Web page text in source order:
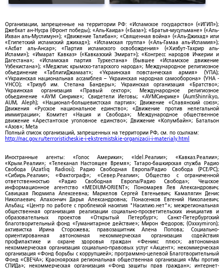
Организации, запрещенные на территории РФ: «Исламское государство» («ИГИЛ»);
Джебхат ан-Нусра (Фронт победы); «Аль-Каида» («База»); «Братья-мусульмане» («Аль-
Ихван аль-Муслимун»); «Движение Талибан»; «Священная война» («Аль-Джихад» или
«Египетский исламский джихад»); «Исламская группа» («Аль-Гамаа аль-Исламия»);
«Асбат аль-Ансар»; «Партия исламского освобождения» («Хизбут-Тахрир аль-
Ислами»); «Имарат Кавказ» («Кавказский Эмират»); «Конгресс народов Ичкерии и
Дагестана»; «Исламская партия Туркестана» (бывшее «Исламское движение
Узбекистана»); «Меджлис крымско-татарского народа»; Международное религиозное
объединение «ТаблигиДжамаат»; «Украинская повстанческая армия» (УПА);
«Украинская национальная ассамблея – Украинская народная самооборона» (УНА -
УНСО); «Тризуб им. Степана Бандеры»; Украинская организация «Братство»;
Украинская организация «Правый сектор»; Международное религиозное
объединение «АУМ Синрике»; Свидетели Иеговы; «АУМСинрике» (AumShinrikyo,
AUM, Aleph); «Национал-большевистская партия»; Движение «Славянский союз»;
Движения «Русское национальное единство»; «Движение против нелегальной
иммиграции»; Комитет «Нация и Свобода»; Международное общественное
движение «Арестантское уголовное единство»; Движение «Колумбайн»; Батальон
«Азов»; Meta
Полный список организаций, запрещенных на территории РФ, см. по ссылкам:
http://nac.gov.ru/terroristicheskie-i-ekstremistskie-organizacii-i-materialy.html
Иностранные агенты: «Голос Америки»; «Idel.Реалии»; «Кавказ.Реалии»;
«Крым.Реалии»; «Телеканал Настоящее Время»; Татаро-башкирская служба Радио
Свобода (Azatliq Radiosi); Радио Свободная Европа/Радио Свобода (PCE/PC);
«Сибирь.Реалии»; «Фактограф»; «Север.Реалии»; Общество с ограниченной
ответственностью «Радио Свободная Европа/Радио Свобода»; Чешское
информационное агентство «MEDIUM-ORIENT»; Пономарев Лев Александрович;
Савицкая Людмила Алексеевна; Маркелов Сергей Евгеньевич; Камалягин Денис
Николаевич; Апахончич Дарья Александровна; Понасенков Евгений Николаевич;
Альбац; «Центр по работе с проблемой насилия "Насилию.нет"»; межрегиональная
общественная организация реализации социально-просветительских инициатив и
образовательных проектов «Открытый Петербург»; Санкт-Петербургский
благотворительный фонд «Гуманитарное действие»; Мирон Федоров; (Oxxxymiron);
активистка Ирина Сторожева; правозащитник Алена Попова; Социально-
ориентированная автономная некоммерческая организация содействия
профилактике и охране здоровья граждан «Феникс плюс»; автономная
некоммерческая организация социально-правовых услуг «Акцент»; некоммерческая
организация «Фонд борьбы с коррупцией»; программно-целевой Благотворительный
Фонд «СВЕЧА»; Красноярская региональная общественная организация «Мы против
СПИДа»; некоммерческая организация «Фонд защиты прав граждан»; интернет-